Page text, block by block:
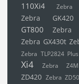
110Xi4
Zebra
Zebra GK420
GT800
Zebra
Zebra GX430t
Zebra TLP2824 Plus
Xi4
Zebra Z4M
ZD420 Zebra